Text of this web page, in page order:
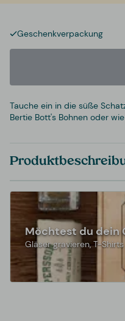
Geschenkverpackung
Tauche ein in die süße
Bertie Bott's Bohnen oder
Möchtest du dein
Gläser gravieren, T-